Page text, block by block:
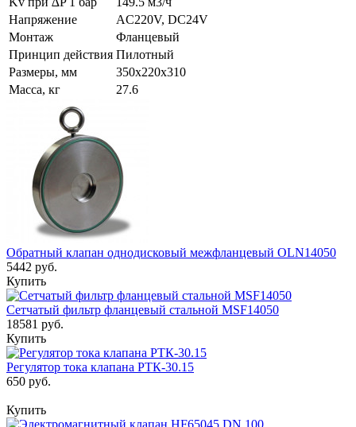
Напряжение
AC220V, DC24V
Монтаж
Фланцевый
Принцип действия Пилотный
Размеры, мм
350x220x310
Масса, кг
27.6
Обратный клапан однодисковый межфланцевый OLN14050
5442 руб.
Купить
Сетчатый фильтр фланцевый стальной MSF14050
18581 руб.
Купить
Регулятор тока клапана РТК-30.15
650 руб.
Купить